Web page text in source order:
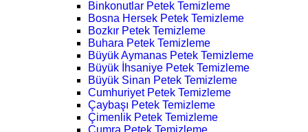
Binkonutlar Petek Temizleme
Bosna Hersek Petek Temizleme
Bozkır Petek Temizleme
Buhara Petek Temizleme
Büyük Aymanas Petek Temizleme
Büyük İhsaniye Petek Temizleme
Büyük Sinan Petek Temizleme
Cumhuriyet Petek Temizleme
Çaybaşı Petek Temizleme
Çimenlik Petek Temizleme